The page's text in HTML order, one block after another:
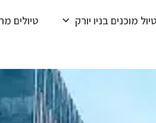
מוכנים בניו יורק טיולים